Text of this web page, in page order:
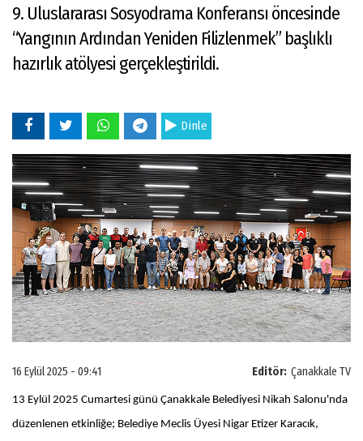
9. Uluslararası Sosyodrama Konferansı öncesinde
“Yangının Ardından Yeniden Filizlenmek” başlıklı
hazırlık atölyesi gerçekleştirildi.
Dinle
Editör: Çanakkale TV
16 Eylül 2025 - 09:41
13 Eylül 2025 Cumartesi günü Çanakkale Belediyesi Nikah Salonu'nda
düzenlenen etkinliğe; Belediye Meclis Üyesi Nigar Etizer Karacık,